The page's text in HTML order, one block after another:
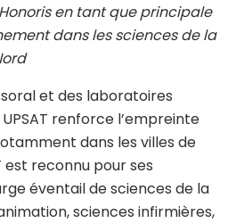
en tant que principale
dans les sciences de la
et des laboratoires
renforce l’empreinte
dans les villes de
est reconnu pour ses
éventail de sciences de la
sciences infirmières,